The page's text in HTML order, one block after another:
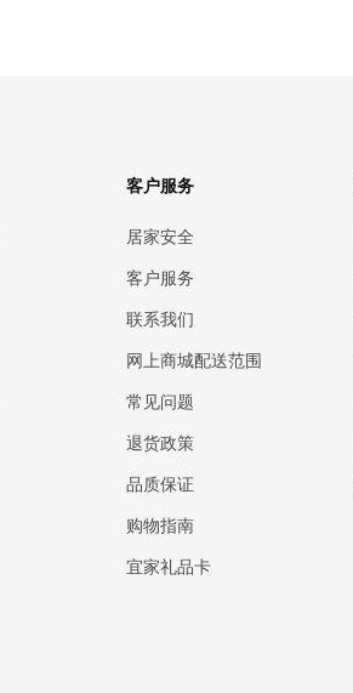
客户服务
居家安全
客户服务
联系我们
网上商城配送范围
常见问题
退货政策
品质保证
购物指南
宜家礼品卡